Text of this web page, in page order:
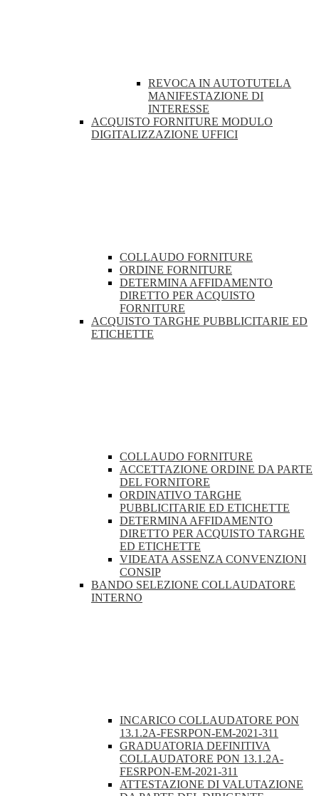
REVOCA IN AUTOTUTELA
MANIFESTAZIONE DI
INTERESSE
ACQUISTO FORNITURE MODULO
DIGITALIZZAZIONE UFFICI
COLLAUDO FORNITURE
ORDINE FORNITURE
DETERMINA AFFIDAMENTO
DIRETTO PER ACQUISTO
FORNITURE
ACQUISTO TARGHE PUBBLICITARIE ED
ETICHETTE
COLLAUDO FORNITURE
ACCETTAZIONE ORDINE DA PARTE
DEL FORNITORE
ORDINATIVO TARGHE
PUBBLICITARIE ED ETICHETTE
DETERMINA AFFIDAMENTO
DIRETTO PER ACQUISTO TARGHE
ED ETICHETTE
VIDEATA ASSENZA CONVENZIONI
CONSIP
BANDO SELEZIONE COLLAUDATORE
INTERNO
INCARICO COLLAUDATORE PON
13.1.2A-FESRPON-EM-2021-311
GRADUATORIA DEFINITIVA
COLLAUDATORE PON 13.1.2A-
FESRPON-EM-2021-311
ATTESTAZIONE DI VALUTAZIONE